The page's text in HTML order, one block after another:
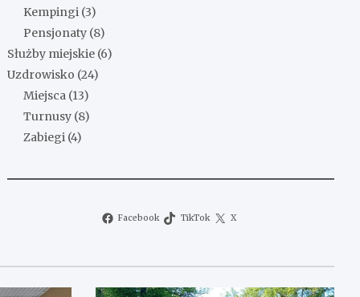
Kempingi (3)
Pensjonaty (8)
Służby miejskie (6)
Uzdrowisko (24)
Miejsca (13)
Turnusy (8)
Zabiegi (4)
Facebook TikTok X